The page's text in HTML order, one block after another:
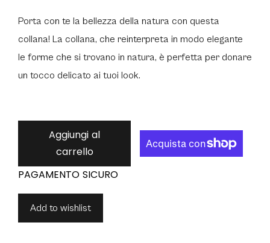
Porta con te la bellezza della natura con questa
collana! La collana, che reinterpreta in modo elegante
le forme che si trovano in natura, è perfetta per donare
un tocco delicato ai tuoi look.
Aggiungi al
carrello
Add to wishlist